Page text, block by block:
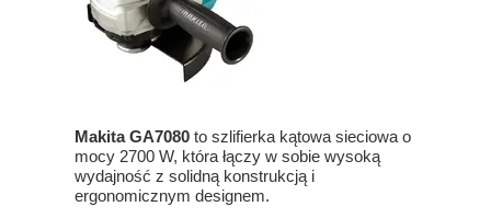
Makita GA7080 to szlifierka kątowa sieciowa o
mocy 2700 W, która łączy w sobie wysoką
wydajność z solidną konstrukcją i
ergonomicznym designem.